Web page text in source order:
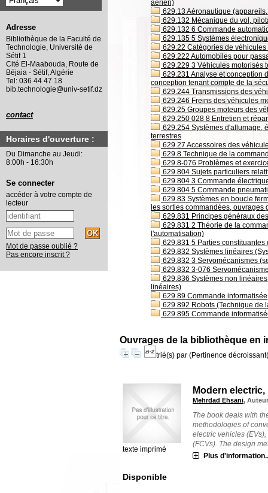
aérien)
629.13 Aéronautique
629.132 Mécanique du vol,
629.132 6 Commande
629.135 5 Systèmes
629.22 Catégories de
629.222 Automobiles pour
629.229 3 Véhicules motorisés
629.231 Analyse et conception
conception tenant compte de la
629.244 Transmissions des
629.246 Freins des véhicules
629.25 Groupes moteurs des
629.250 028 8 Entretien et
629.254 Systèmes d'allumage,
terrestres
629.27 Accessoires des
629.8 Technique de la
629.8-076 Problèmes et
629.804 Sujets particuliers
629.804 3 Commande
629.804 5 Commande
629.83 Systèmes en boucle
les sorties commandées,
629.831 Principes généraux
629.831 2 Théorie de la
l'automatisation)
629.831 5 Parties
629.832 Systèmes linéaires
629.832 3 Servomécanismes
629.832 3-076
629.836 Systèmes non
linéaires)
629.89 Commande informatisée
629.892 Robots (Technique de
629.895 Commande
Ouvrages de la bibliothèque en
trié(s) par (Pertinence
texte imprimé
Modern
Mehrdad Ehsani,
The book deals with
methodologies of
electric vehicles
(FCVs). The design
Plus
Disponible
Adresse
Bibliothèque de la Faculté de
Technologie, Université de
Sétif 1
Cité El-Maabouda, Route de
Béjaia - Sétif, Algérie
Tel: 036 44 47 18
bib.technologie@univ-setif.dz
contact
Horaires d'ouverture :
Du Dimanche au Jeudi:
8:00h - 16:30h
Se connecter
accéder à votre compte de
lecteur
Mot de passe oublié ?
Pas encore inscrit ?